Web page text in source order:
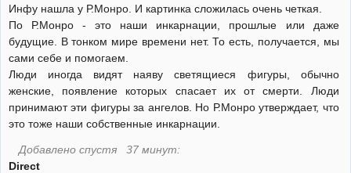
Инфу нашла у Р.Монро. И картинка сложилась очень четкая.
По Р.Монро - это наши инкарнации, прошлые или даже
будущие. В тонком мире времени нет. То есть, получается, мы
сами себе и помогаем.
Люди иногда видят наяву светящиеся фигуры, обычно
женские, появление которых спасает их от смерти. Люди
принимают эти фигуры за ангелов. Но Р.Монро утверждает, что
это тоже наши собственные инкарнации.
Добавлено спустя 37 минут:
Direct